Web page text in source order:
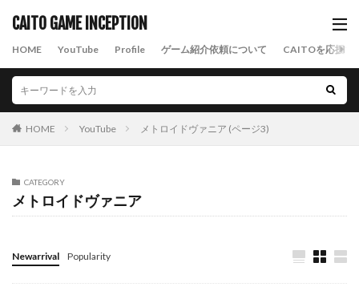
CAITO GAME INCEPTION
HOME YouTube Profile ゲーム紹介依頼について CAITOを応援す
HOME YouTube メトロイドヴァニア (ページ3)
CATEGORY
メトロイドヴァニア
Newarrival Popularity